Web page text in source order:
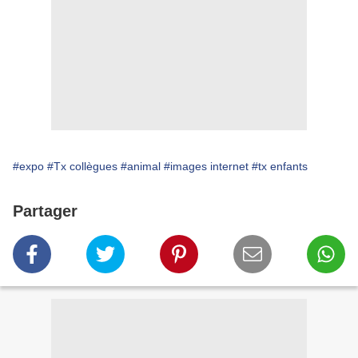
#expo #Tx collègues #animal #images internet #tx enfants
Partager